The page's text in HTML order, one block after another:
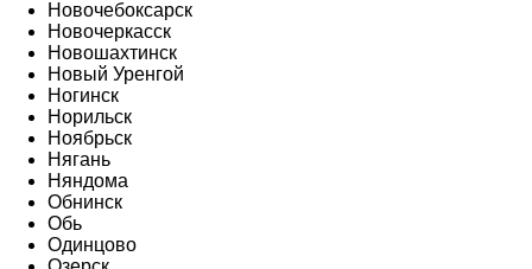
Новочебоксарск
Новочеркасск
Новошахтинск
Новый Уренгой
Ногинск
Норильск
Ноябрьск
Нягань
Няндома
Обнинск
Обь
Одинцово